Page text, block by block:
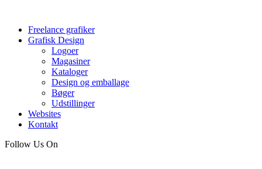
Freelance grafiker
Grafisk Design
Logoer
Magasiner
Kataloger
Design og emballage
Bøger
Udstillinger
Websites
Kontakt
Follow Us On